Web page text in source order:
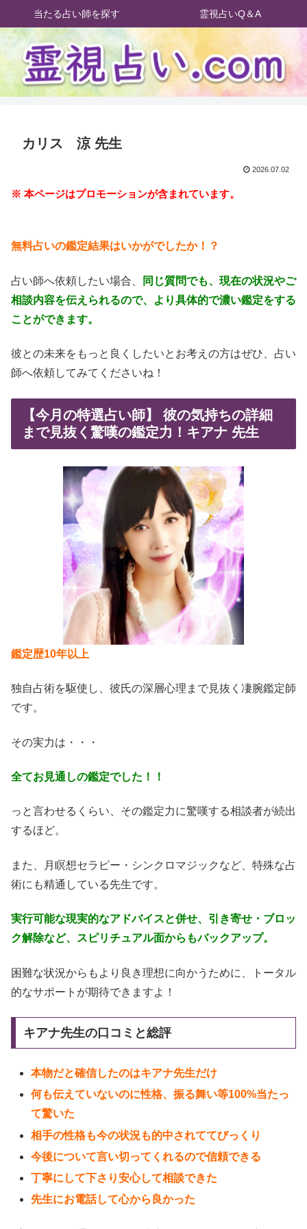
当たる占い師を探す 霊視占いQ＆A
カリス 涼 先生
2026.07.02
※ 本ページはプロモーションが含まれています。
無料占いの鑑定結果はいかがでしたか！？
占い師へ依頼したい場合、
同じ質問でも、現在の状況やご
相談内容を伝えられるので、より具体的で濃い鑑定をする
ことができます。
彼との未来をもっと良くしたいとお考えの方はぜひ、占い
師へ依頼してみてくださいね！
【今月の特選占い師】 彼の気持ちの詳細
まで見抜く驚嘆の鑑定力！キアナ 先生
鑑定歴10年以上
独自占術を駆使し、彼氏の深層心理まで見抜く凄腕鑑定師
です。
その実力は・・・
全てお見通しの鑑定でした！！
っと言わせるくらい、その鑑定力に驚嘆する相談者が続出
するほど。
また、月瞑想セラピー・シンクロマジックなど、特殊な占
術にも精通している先生です。
実行可能な現実的なアドバイスと併せ、引き寄せ・ブロッ
ク解除など、スピリチュアル面からもバックアップ。
困難な状況からもより良き理想に向かうために、トータル
的なサポートが期待できますよ！
キアナ先生の口コミと総評
本物だと確信したのはキアナ先生だけ
何も伝えていないのに性格、振る舞い等100%当たっ
て驚いた
相手の性格も今の状況も的中されててびっくり
今後について言い切ってくれるので信頼できる
丁寧にして下さり安心して相談できた
先生にお電話して心から良かった